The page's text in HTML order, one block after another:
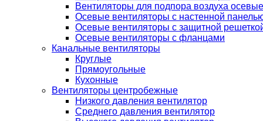
Вентиляторы для подпора воздуха осевые
Осевые вентиляторы с настенной
Осевые вентиляторы с защитной
Осевые вентиляторы с фланцами
Канальные вентиляторы
Круглые
Прямоугольные
Кухонные
Вентиляторы центробежные
Низкого давления вентилятор
Среднего давления вентилятор